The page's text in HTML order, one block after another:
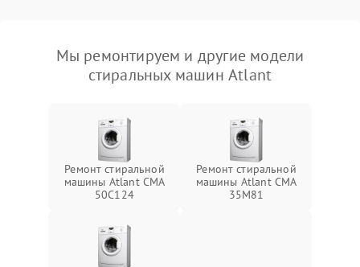
Мы ремонтируем и другие модели
стиральных машин Atlant
Ремонт стиральной
машины Atlant СМА
50С124
Ремонт стиральной
машины Atlant СМА
35М81